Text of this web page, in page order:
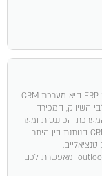
מעבר להיותה תוכנה להנהלת חשבונות, חשבשבת תוכנת ERP היא מערכת CRM
השיווק, המכירה
הפיננסית ומערך
השירות בארגון. תוכנה לניהול קשרי לקוחות היא תוכנת CRM הנותנת בין היתר
בנוסף, תוכנת CRM של חשבשבת מתקשרת עם תוכנת outlook ומאפשרת לכם